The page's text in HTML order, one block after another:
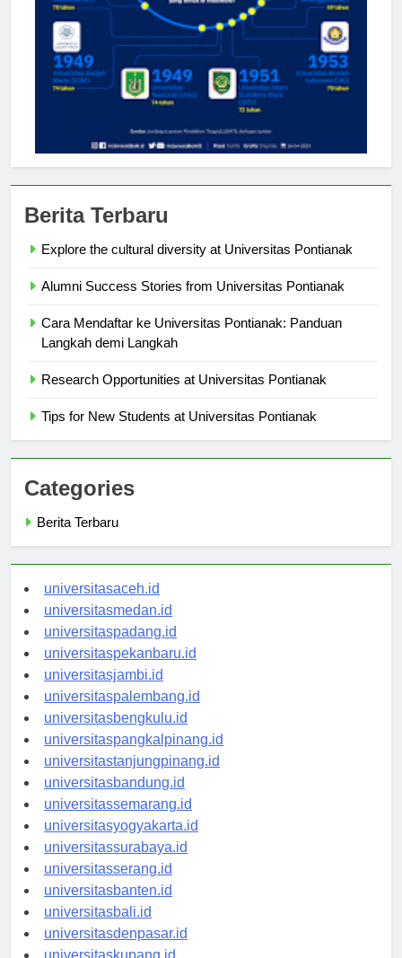
Berita Terbaru
Cara Mendaftar ke Universitas Pontianak: Panduan
Categories
universitasaceh.id
universitasmedan.id
universitaspadang.id
universitaspekanbaru.id
universitasjambi.id
universitaspalembang.id
universitasbengkulu.id
universitaspangkalpinang.id
universitastanjungpinang.id
universitasbandung.id
universitassemarang.id
universitasyogyakarta.id
universitassurabaya.id
universitasserang.id
universitasbanten.id
universitasbali.id
universitasdenpasar.id